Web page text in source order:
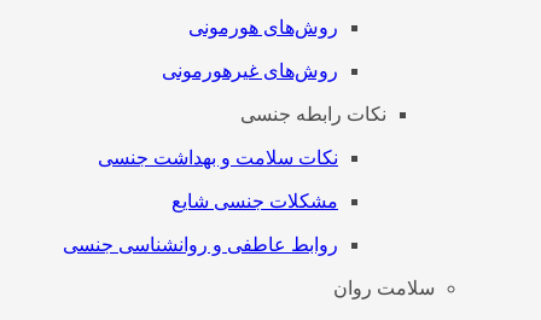
روش‌های هورمونی
روش‌های غیرهورمونی
نکات رابطه جنسی
نکات سلامت و بهداشت جنسی
مشکلات جنسی شایع
روابط عاطفی و روانشناسی جنسی
سلامت روان